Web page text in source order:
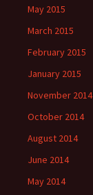
May 2015
March 2015
February 2015
January 2015
November 2014
October 2014
August 2014
June 2014
May 2014